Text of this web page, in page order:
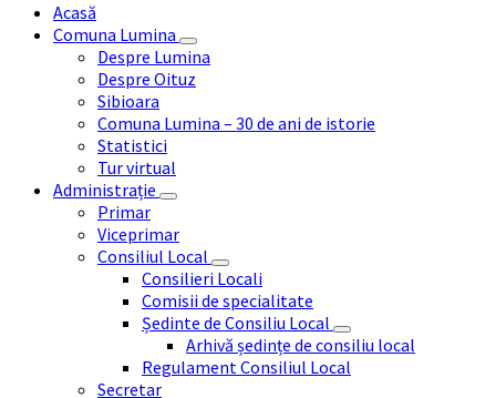
Acasă
Comuna Lumina
Despre Lumina
Despre Oituz
Sibioara
Comuna Lumina – 30 de ani de istorie
Statistici
Tur virtual
Administrație
Primar
Viceprimar
Consiliul Local
Consilieri Locali
Comisii de specialitate
Ședinte de Consiliu Local
Arhivă ședințe de consiliu local
Regulament Consiliul Local
Secretar